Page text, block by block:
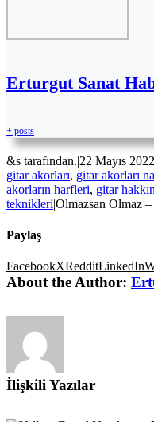
Erturgut Sanat
+ posts
&s tarafından.|22 Mayıs 2022
gitar akorları, gitar akorları
akorların harfleri, gitar
teknikleri|Olmazsan Olmaz
Paylaş
FacebookXRedditLinkedIn
About the Author:
İlişkili Yazılar